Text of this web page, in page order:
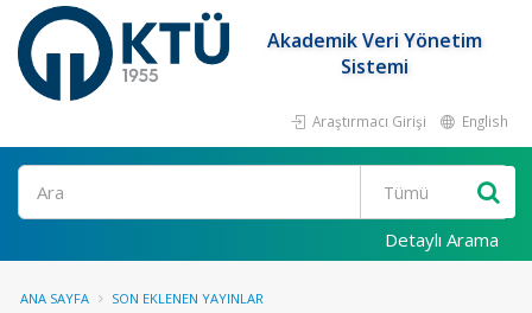
Akademik Veri Yönetim
Sistemi
Araştırmacı Girişi English
Ara
Detaylı Arama
ANA SAYFA SON EKLENEN YAYINLAR